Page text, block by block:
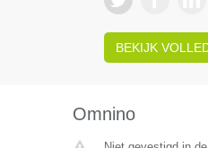
BEKIJK
Omnino